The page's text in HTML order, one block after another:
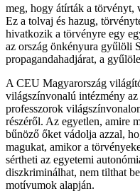
meg, hogy átírták a törvényt,
Ez a tolvaj és hazug,
hivatkozik a törvényre egy
az ország önkényura gyűlöli
propagandahadjárat, a
A CEU Magyarország
világszínvonalú intézmény
professzorok
részéről. Az egyetlen, amire
bűnöző őket vádolja azzal,
magukat, amikor a
sértheti az egyetemi
diszkriminálhat, nem tilthat
motívumok alapján.